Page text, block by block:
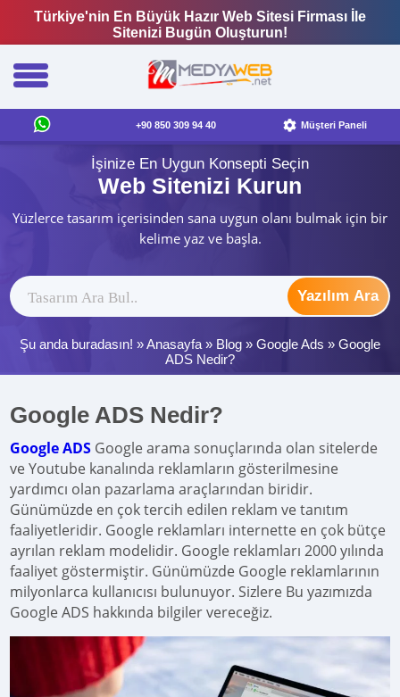
Türkiye'nin En Büyük Hazır Web Sitesi Firması İle
Sitenizi Bugün Oluşturun!
+90 850 309 94 40 Müşteri Paneli
İşinize En Uygun Konsepti Seçin
Web Sitenizi Kurun
Yüzlerce tasarım içerisinden sana uygun olanı bulmak için bir
kelime yaz ve başla.
Yazılım Ara
Şu anda buradasın! »Anasayfa » Blog » Google Ads » Google
ADS Nedir?
Google ADS Nedir?
Google ADS Google arama sonuçlarında olan sitelerde
ve Youtube kanalında reklamların gösterilmesine
yardımcı olan pazarlama araçlarından biridir.
Günümüzde en çok tercih edilen reklam ve tanıtım
faaliyetleridir. Google reklamları internette en çok bütçe
ayrılan reklam modelidir. Google reklamları 2000 yılında
faaliyet göstermiştir. Günümüzde Google reklamlarının
milyonlarca kullanıcısı bulunuyor. Sizlere Bu yazımızda
Google ADS hakkında bilgiler vereceğiz.